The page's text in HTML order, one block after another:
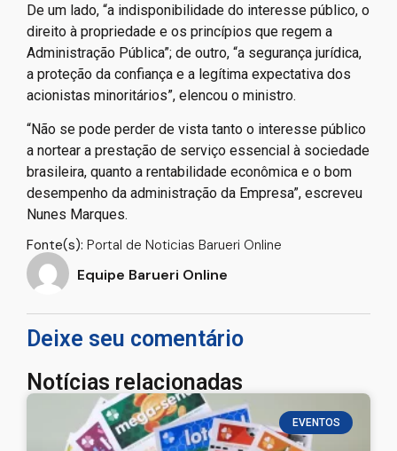
De um lado, “a indisponibilidade do interesse público, o
direito à propriedade e os princípios que regem a
Administração Pública”; de outro, “a segurança jurídica,
a proteção da confiança e a legítima expectativa dos
acionistas minoritários”, elencou o ministro.
“Não se pode perder de vista tanto o interesse público
a nortear a prestação de serviço essencial à sociedade
brasileira, quanto a rentabilidade econômica e o bom
desempenho da administração da Empresa”, escreveu
Nunes Marques.
Fonte(s): Portal de Noticias Barueri Online
Equipe Barueri Online
Deixe seu comentário
Notícias relacionadas
EVENTOS